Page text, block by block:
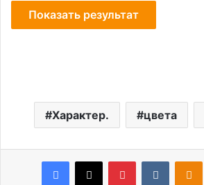
Характер. цвета